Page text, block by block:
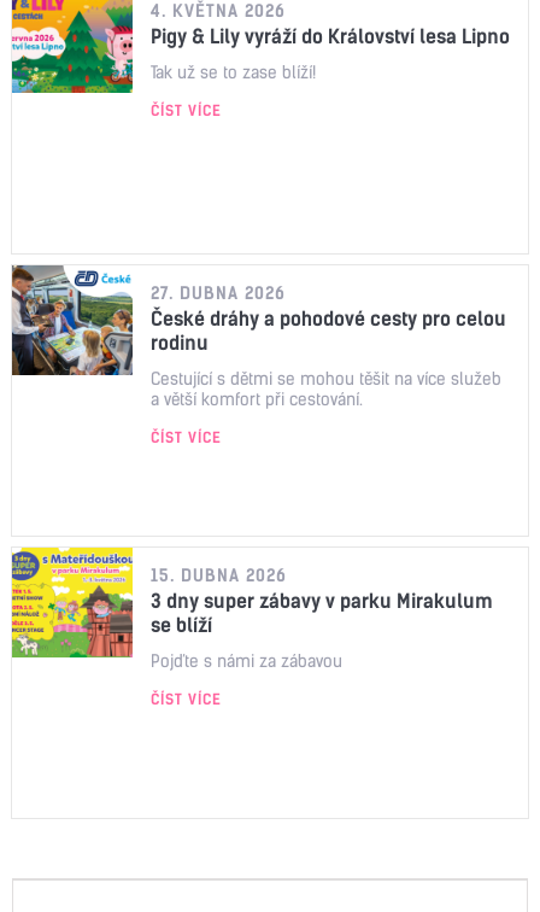
4. KVĚTNA 2026
Pigy & Lily vyráží do Království lesa Lipno
Tak už se to zase blíží!
ČÍST VÍCE
27. DUBNA 2026
České dráhy a pohodové cesty pro celou
rodinu
Cestující s dětmi se mohou těšit na více služeb
a větší komfort při cestování.
ČÍST VÍCE
15. DUBNA 2026
3 dny super zábavy v parku Mirakulum
se blíží
Pojďte s námi za zábavou
ČÍST VÍCE